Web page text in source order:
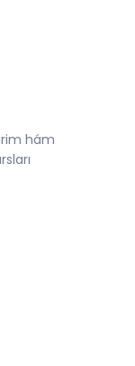
hám